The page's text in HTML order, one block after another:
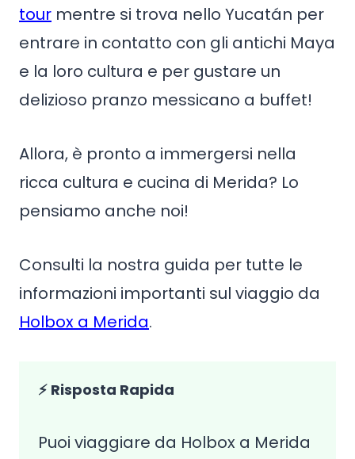
tour mentre si trova nello Yucatán per
entrare in contatto con gli antichi Maya
e la loro cultura e per gustare un
delizioso pranzo messicano a buffet!
Allora, è pronto a immergersi nella
ricca cultura e cucina di Merida? Lo
pensiamo anche noi!
Consulti la nostra guida per tutte le
informazioni importanti sul viaggio da
Holbox a Merida.
⚡ Risposta Rapida
Puoi viaggiare da Holbox a Merida